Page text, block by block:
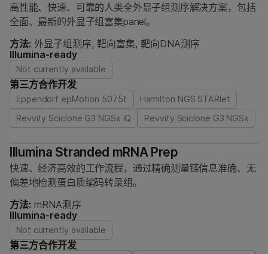
高性能、快速、可靠的人类全外显子组测序解决方案，包括
全面、最新的外显子组富集panel。
方法: 外显子组测序, 靶向富集, 靶向DNA测序
Illumina-ready
Not currently available
第三方合作开发
Eppendorf epMotion 5075t
Hamilton NGS STARlet
Revvity Sciclone G3 NGSx iQ
Revvity Sciclone G3 NGSx
Illumina Stranded mRNA Prep
快速、经济高效的工作流程，通过精确测量链信息准确、无
偏差地检测蛋白质编码转录组。
方法: mRNA测序
Illumina-ready
Not currently available
第三方合作开发